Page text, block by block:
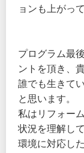
ョンも上がっ
プログラム最
ントを頂き、
誰でも生きて
と思います。
私はリフォー
状況を理解して
環境に対応し